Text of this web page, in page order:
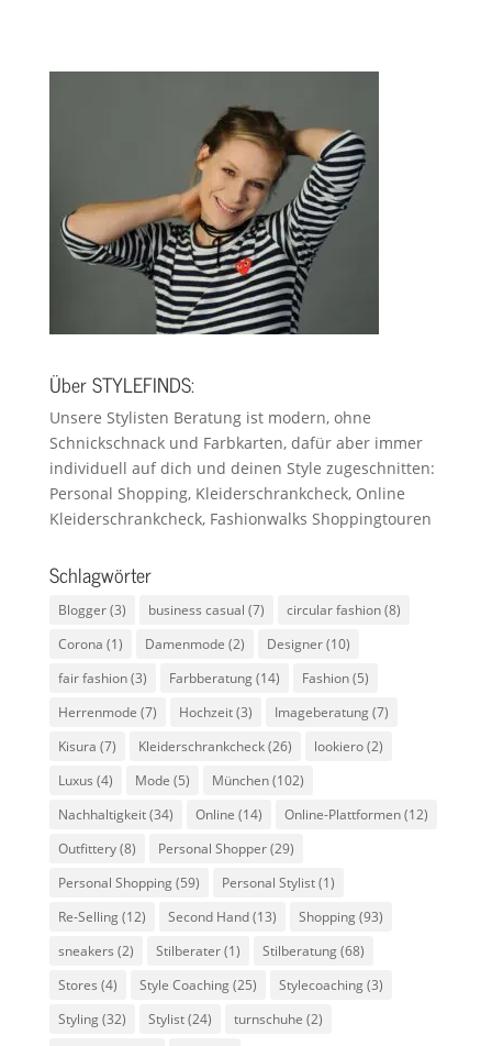
Über STYLEFINDS:
Unsere Stylisten Beratung ist modern, ohne
Schnickschnack und Farbkarten, dafür aber immer
individuell auf dich und deinen Style zugeschnitten:
Personal Shopping, Kleiderschrankcheck, Online
Kleiderschrankcheck, Fashionwalks Shoppingtouren
Schlagwörter
Blogger(3) business casual (7) circular fashion(8)
Corona (1) Damenmode (2) Designer(10)
fair fashion(3) Farbberatung(14) Fashion(5)
Herrenmode (7) Hochzeit(3) Imageberatung(7)
Kisura (7) Kleiderschrankcheck(26) lookiero(2)
Luxus (4) Mode (5) München(102)
Nachhaltigkeit(34) Online (14) Online-Plattformen(12)
Outfittery(8) Personal Shopper(29)
Personal Shopping(59) Personal Stylist(1)
Re-Selling(12) Second Hand(13) Shopping(93)
sneakers (2) Stilberater(1) Stilberatung(68)
Stores (4) Style Coaching(25) Stylecoaching(3)
Styling(32) Stylist(24) turnschuhe (2)